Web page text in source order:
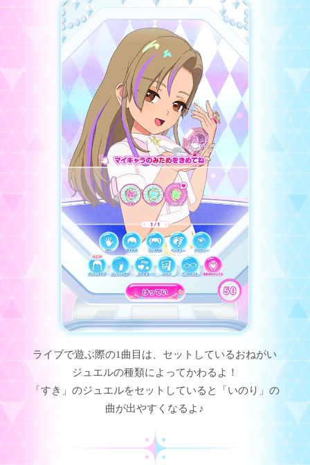
ライブで遊ぶ際の1曲目は、セットしているおねがい
ジュエルの種類によってかわるよ！
「すき」のジュエルをセットしていると「いのり」の
曲が出やすくなるよ♪